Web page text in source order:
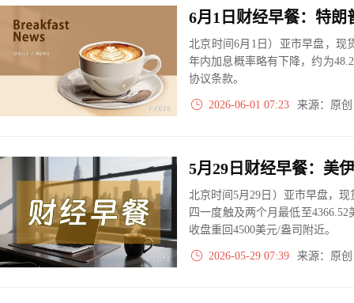
北京时间6月1日）亚市早盘，现
年内加息概率略有下降，约为
协议条款。
2026-06-01 07:23 来源：原
北京时间5月29日）亚市早盘，
四一度触及两个月最低至
收盘重回4500美元/盎司附近。
2026-05-29 07:39 来源：原